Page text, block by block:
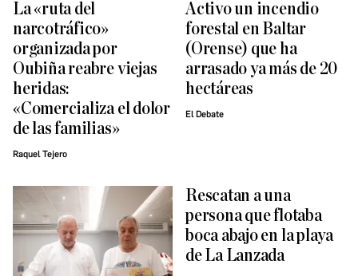
La «ruta del
narcotráfico»
organizada por
Oubiña reabre viejas
heridas:
«Comercializa el dolor
de las familias»
Raquel Tejero
Activo un incendio
forestal en Baltar
(Orense) que ha
arrasado ya más de 20
hectáreas
El Debate
Rescatan a una
persona que flotaba
boca abajo en la playa
de La Lanzada